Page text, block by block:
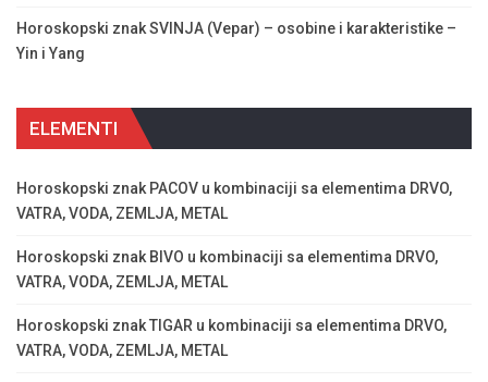
Horoskopski znak SVINJA (Vepar) – osobine i karakteristike –
Yin i Yang
ELEMENTI
Horoskopski znak PACOV u kombinaciji sa elementima DRVO,
VATRA, VODA, ZEMLJA, METAL
Horoskopski znak BIVO u kombinaciji sa elementima DRVO,
VATRA, VODA, ZEMLJA, METAL
Horoskopski znak TIGAR u kombinaciji sa elementima DRVO,
VATRA, VODA, ZEMLJA, METAL